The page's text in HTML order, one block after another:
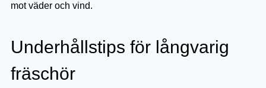
mot väder och vind.
Underhållstips för långvarig
fräschör